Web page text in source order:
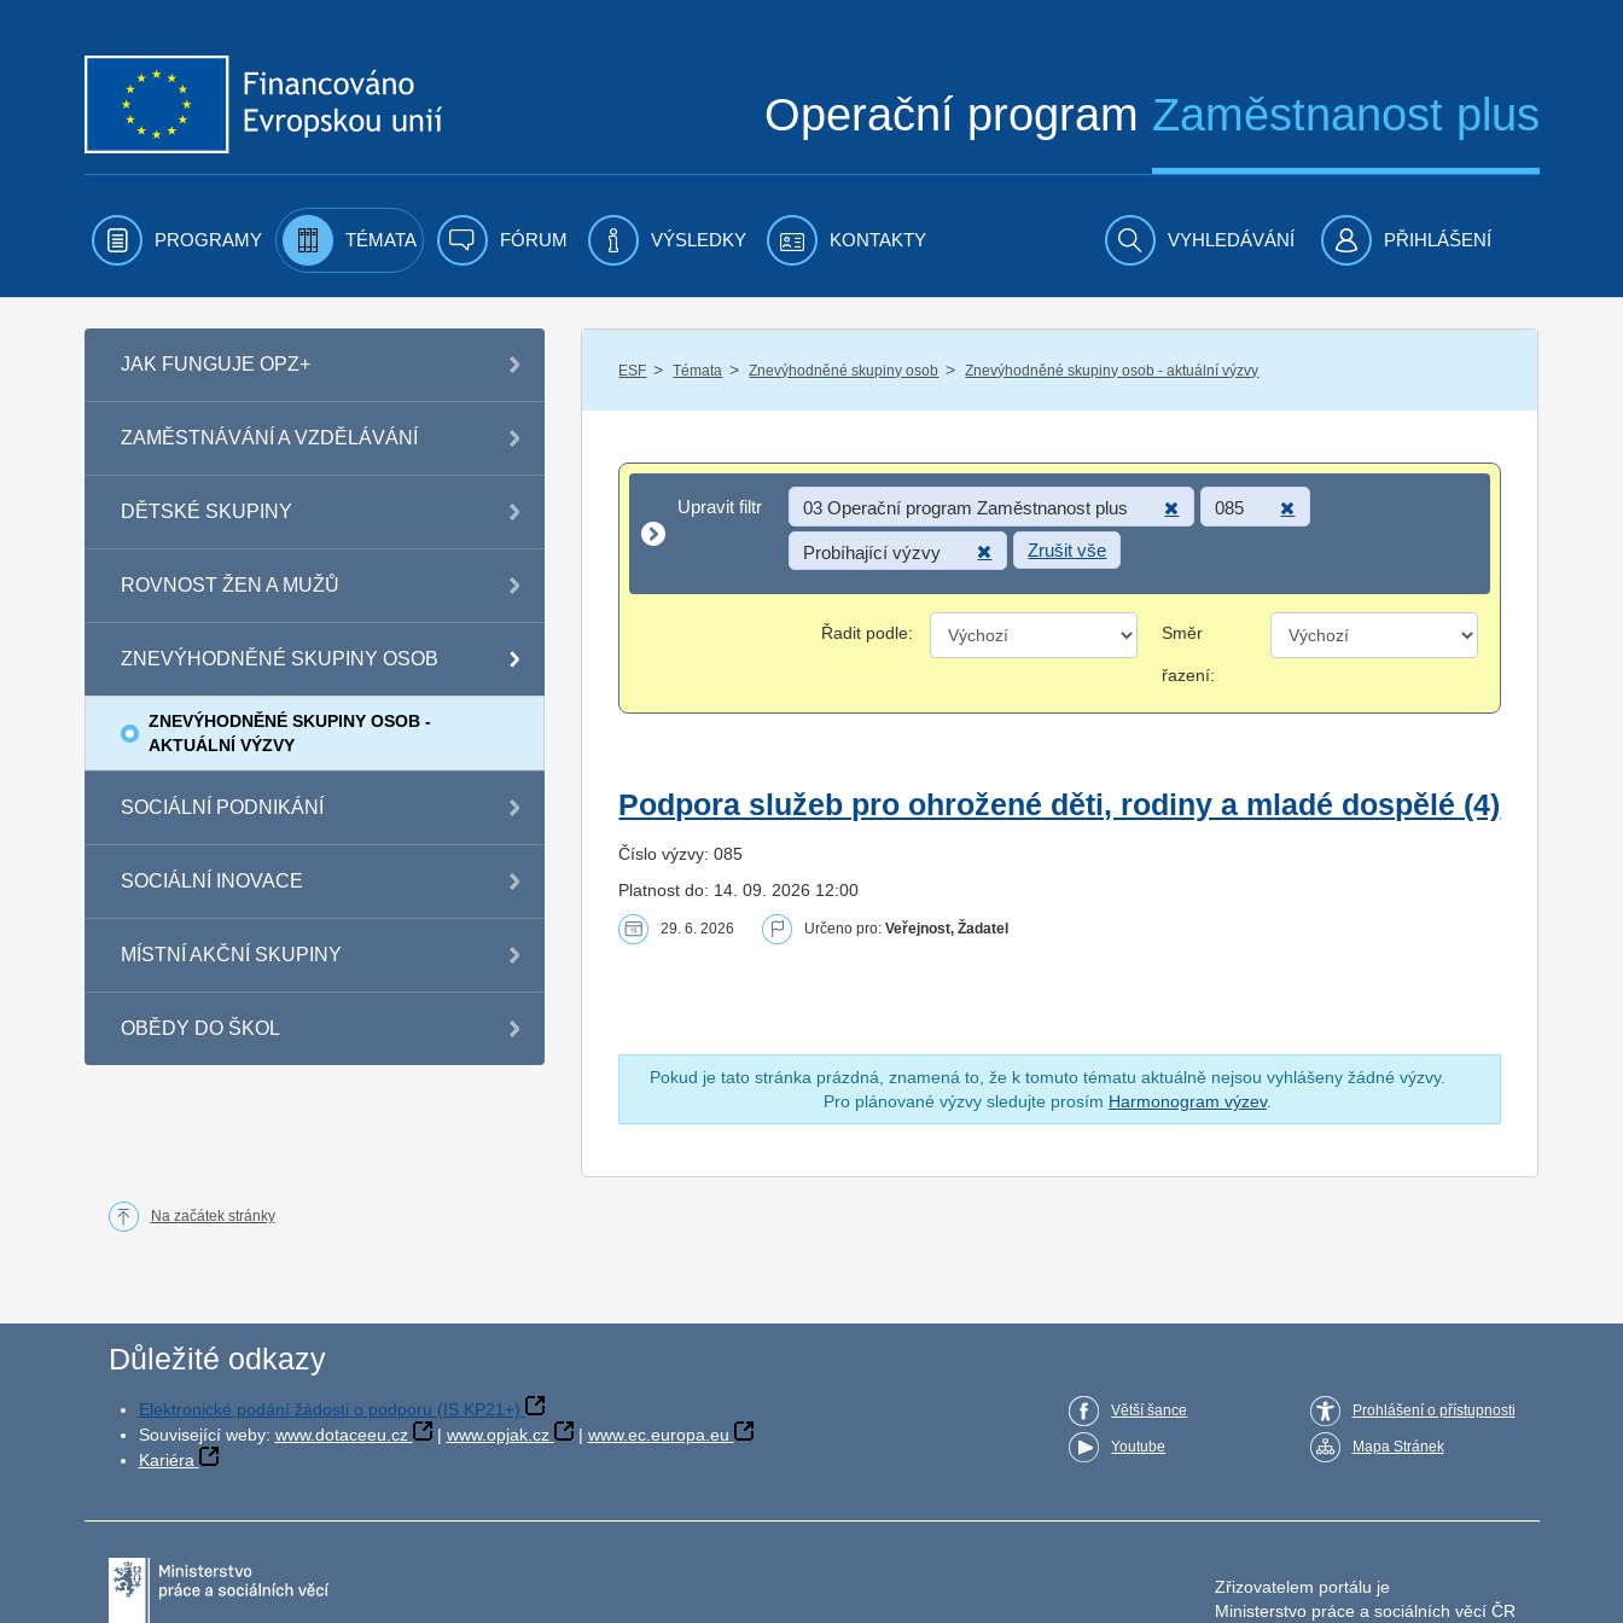
Operační program Zaměstnanost plus
PROGRAMY TÉMATA FÓRUM VÝSLEDKY KONTAKTY VYHLEDÁVÁNÍ PŘIHLÁŠENÍ
JAK FUNGUJE OPZ+
ZAMĚSTNÁVÁNÍ A VZDĚLÁVÁNÍ
DĚTSKÉ SKUPINY
ROVNOST ŽEN A MUŽŮ
ZNEVÝHODNĚNÉ SKUPINY OSOB
ZNEVÝHODNĚNÉ SKUPINY OSOB -
AKTUÁLNÍ VÝZVY
SOCIÁLNÍ PODNIKÁNÍ
SOCIÁLNÍ INOVACE
MÍSTNÍ AKČNÍ SKUPINY
OBĚDY DO ŠKOL
ESF / Témata / Znevýhodněné skupiny osob / Znevýhodněné skupiny osob - aktuální výzvy
Upravit filtr
Upravit filtr 03 Operační program Zaměstnanost plus 085
Probíhající výzvy Zrušit vše
Řadit podle: Směr
řazení:
Podpora služeb pro ohrožené děti, rodiny a mladé dospělé (4)
Číslo výzvy: 085
Platnost do: 14. 09. 2026 12:00
29. 6. 2026 Určeno pro:Veřejnost, Žadatel
Pokud je tato stránka prázdná, znamená to, že k tomuto tématu aktuálně nejsou vyhlášeny žádné výzvy.
Pro plánované výzvy sledujte prosím Harmonogram výzev.
Na začátek stránky
Důležité odkazy
Elektronické podání žádosti o podporu (IS KP21+)
Související weby: www.dotaceeu.cz | www.opjak.cz | www.ec.europa.eu
Kariéra
Větší šance
Youtube
Prohlášení o přístupnosti
Mapa Stránek
Zřizovatelem portálu je
Ministerstvo práce a sociálních věcí ČR